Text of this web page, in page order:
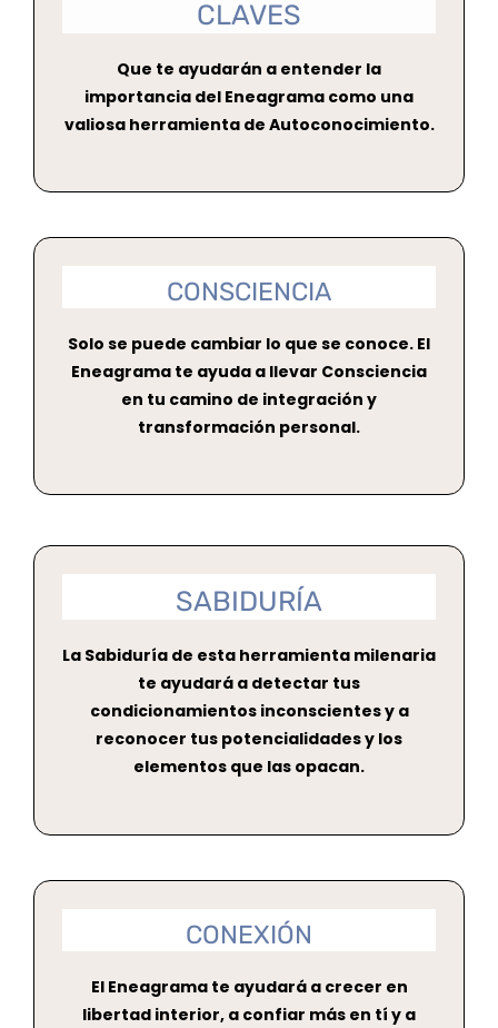
CLAVES
Que te ayudarán a entender la
importancia del Eneagrama como una
valiosa herramienta de Autoconocimiento.
CONSCIENCIA
Solo se puede cambiar lo que se conoce. El
Eneagrama te ayuda a llevar Consciencia
en tu camino de integración y
transformación personal.
SABIDURÍA
La Sabiduría de esta herramienta milenaria
te ayudará a detectar tus
condicionamientos inconscientes y a
reconocer tus potencialidades y los
elementos que las opacan.
CONEXIÓN
El Eneagrama te ayudará a crecer en
libertad interior, a confiar más en tí y a